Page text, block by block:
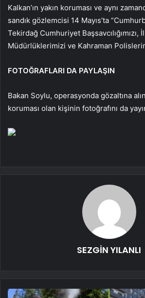
Kalkan’ın yakın koruması ve aynı
sandık gözlemcisi 14 Mayıs’ta
Tekirdağ Cumhuriyet Başsavcılığımızı,
Müdürlüklerimizi ve Kahraman
FOTOĞRAFLARI DA PAYLAŞIN
Bakan Soylu, operasyonda gözaltına
koruması olan kişinin fotoğrafını da
SEZGİN YILANLI